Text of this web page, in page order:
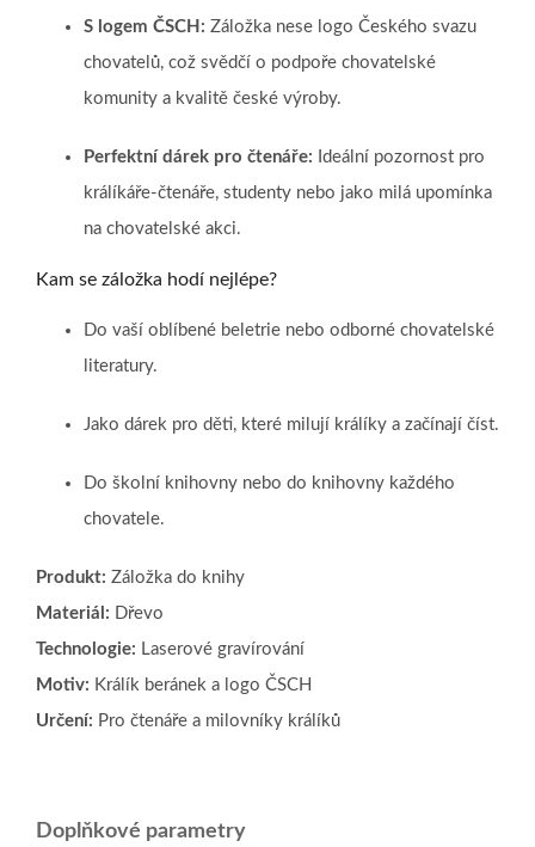
S logem ČSCH: Záložka nese logo Českého svazu
chovatelů, což svědčí o podpoře chovatelské
komunity a kvalitě české výroby.
Perfektní dárek pro čtenáře: Ideální pozornost pro
králíkáře-čtenáře, studenty nebo jako milá upomínka
na chovatelské akci.
Kam se záložka hodí nejlépe?
Do vaší oblíbené beletrie nebo odborné chovatelské
literatury.
Jako dárek pro děti, které milují králíky a začínají číst.
Do školní knihovny nebo do knihovny každého
chovatele.
Produkt: Záložka do knihy
Materiál: Dřevo
Technologie: Laserové gravírování
Motiv: Králík beránek a logo ČSCH
Určení: Pro čtenáře a milovníky králíků
Doplňkové parametry